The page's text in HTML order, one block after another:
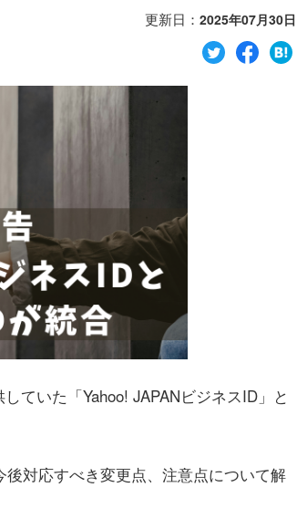
更新日： 2025年07月30日
ていた「Yahoo! JAPANビジネスID」と
対応すべき変更点、注意点について解